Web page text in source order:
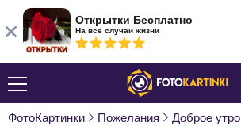
ФотоКартинки Пожелания Доброе утро
Открытки Бесплатно
На все случаи жизни